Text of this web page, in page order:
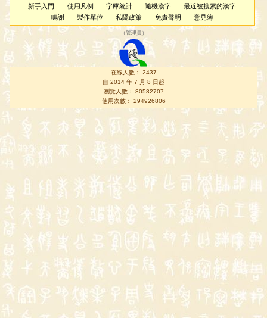
新手入門 使用凡例 字庫統計 隨機漢字
最近被搜索的漢字
鳴謝
製作單位 私隱政策 免責聲明 意見簿
（管理員 ）
在線人數： 2437
自 2014 年 7 月 8 日起
瀏覽人數： 80582707
使用次數： 294926806